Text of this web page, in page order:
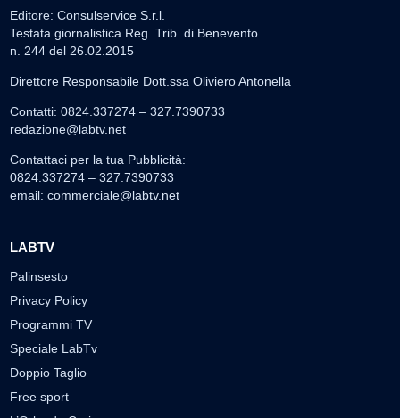
Editore: Consulservice S.r.l.
Testata giornalistica Reg. Trib. di Benevento
n. 244 del 26.02.2015
Direttore Responsabile Dott.ssa Oliviero Antonella
Contatti: 0824.337274 – 327.7390733
redazione@labtv.net
Contattaci per la tua Pubblicità:
0824.337274 – 327.7390733
email: commerciale@labtv.net
LABTV
Palinsesto
Privacy Policy
Programmi TV
Speciale LabTv
Doppio Taglio
Free sport